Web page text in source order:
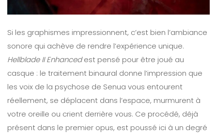
Si les graphismes impressionnent, c’est bien l’ambiance
sonore qui achève de rendre l’expérience unique.
Hellblade II Enhancedest pensé pour être joué au
casque : le traitement binaural donne l’impression que
les voix de la psychose de Senua vous entourent
réellement, se déplacent dans l’espace, murmurent à
votre oreille ou crient derrière vous. Ce procédé, déjà
présent dans le premier opus, est poussé ici à un degré